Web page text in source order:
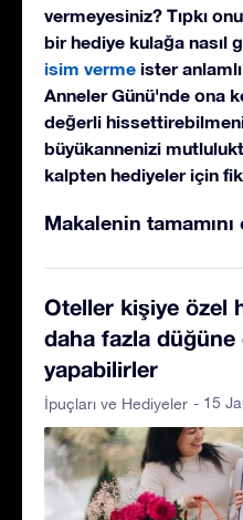
vermeyesiniz? Tıpkı
bir hediye kulağa nasıl
isim verme ister
Anneler Günü'nde ona
değerli
büyükannenizi
kalpten hediyeler için
Makalenin tamamını
Oteller kişiye özel
daha fazla düğüne
yapabilirler
İpuçları ve Hediyeler - 15